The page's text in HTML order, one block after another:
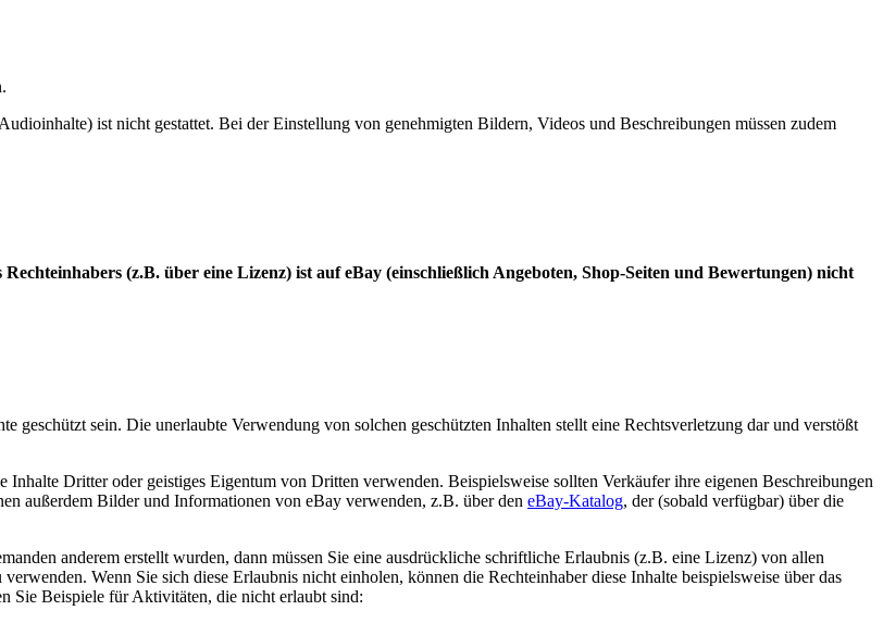
ist nicht gestattet. Bei der Einstellung von genehmigten Bildern, Videos und Beschreibungen müssen zudem
(z.B. über eine Lizenz) ist auf eBay (einschließlich Angeboten, Shop-Seiten und Bewertungen) nicht
geschützt sein. Die unerlaubte Verwendung von solchen geschützten Inhalten stellt eine Rechtsverletzung dar und verstößt
Dritter oder geistiges Eigentum von Dritten verwenden. Beispielsweise sollten Verkäufer ihre eigenen Beschreibungen
außerdem Bilder und Informationen von eBay verwenden, z.B. über den eBay-Katalog, der (sobald verfügbar) über die
anderem erstellt wurden, dann müssen Sie eine ausdrückliche schriftliche Erlaubnis (z.B. eine Lizenz) von allen
Wenn Sie sich diese Erlaubnis nicht einholen, können die Rechteinhaber diese Inhalte beispielsweise über das
Sie Beispiele für Aktivitäten, die nicht erlaubt sind: